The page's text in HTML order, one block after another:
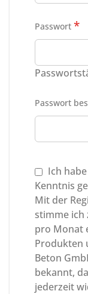
Passwort
Passwort
Ich
Kenntnis
Mit der
stimme ich
pro Monat
Produkten
Beton
bekannt,
jederzeit